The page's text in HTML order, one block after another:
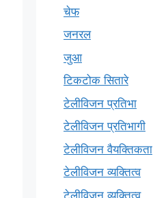
चेफ
जनरल
जुआ
टिकटोक सितारे
टेलीविजन प्रतिभा
टेलीविजन प्रतिभागी
टेलीविजन वैयक्तिकता
टेलीविजन व्यक्तित्व
टेलीविज़न व्यक्तित्व